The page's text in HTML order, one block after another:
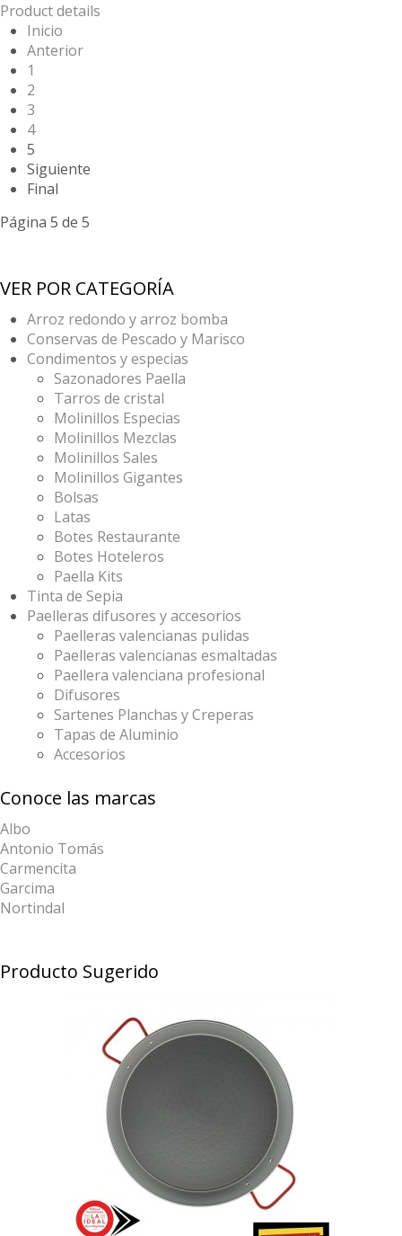
Product details
Inicio
Anterior
1
2
3
4
5
Siguiente
Final
Página 5 de 5
VER POR CATEGORÍA
Arroz redondo y arroz bomba
Conservas de Pescado y Marisco
Condimentos y especias
Sazonadores Paella
Tarros de cristal
Molinillos Especias
Molinillos Mezclas
Molinillos Sales
Molinillos Gigantes
Bolsas
Latas
Botes Restaurante
Botes Hoteleros
Paella Kits
Tinta de Sepia
Paelleras difusores y accesorios
Paelleras valencianas pulidas
Paelleras valencianas esmaltadas
Paellera valenciana profesional
Difusores
Sartenes Planchas y Creperas
Tapas de Aluminio
Accesorios
Conoce las marcas
Albo
Antonio Tomás
Carmencita
Garcima
Nortindal
Producto Sugerido